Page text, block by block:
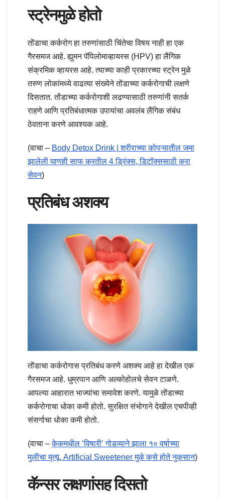
स्ट्रेनमुळे होतो
तोंडाचा कर्करोग हा तरुणांसाठी चिंतेचा विषय नाही हा एक
गैरसमज आहे. ह्युमन पॅपिलोमाव्हायरस (HPV) हा लैंगिक
संक्रमिक व्हायरस आहे. त्याच्या काही प्रकारच्या स्ट्रेन मुळे
तरुण लोकांमध्ये वाढत्या संख्येने तोंडाच्या कर्करोगाची लक्षणे
दिसतात. तोंडाच्या कर्करोगाशी लढण्यासाठी तरुणांनी सतर्क
राहणे आणि प्रतिबंधात्मक उपायांचा अवलंब लैंगिक संबंध
ठेवताना करणे आवश्यक आहे.
(वाचा – Body Detox Drink | शरीराच्या कोपऱ्यातील जमा
झालेली घाणही साफ करतील 4 ड्रिंक्स, डिटॉक्ससाठी करा
सेवन)
प्रतिबंध अशक्य
तोंडाचा कर्करोगास प्रतिबंध करणे अशक्य आहे हा देखील एक
गैरसमज आहे. धुम्रपान आणि अल्कोहोलचे सेवन टाळणे.
आपल्या आहारात भाज्यांचा समावेश करणे. यामुळे तोंडाच्या
कर्करोगाचा धोका कमी होतो. सुरक्षित संभोगाने देखील एचपीव्ही
संसर्गाचा धोका कमी होतो.
(वाचा –केकमधील ‘विषारी’ गोडव्याने झाला १० वर्षाच्या
मुलीचा मृत्यू, Artificial Sweetener मुळे कसे होते नुकसान)
कॅन्सर लक्षणांसह दिसतो